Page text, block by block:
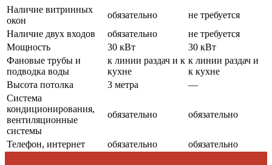
Наличие витринных
окон
обязательно
не требуется
Наличие двух входов
обязательно
не требуется
Мощность
30 кВт
30 кВт
Фановые трубы и
подводка воды
к линии раздач и к
кухне
к линии раздач и
к кухне
Высота потолка
3 метра
—
Система
кондиционирования,
вентиляционные
системы
обязательно обязательно
Телефон, интернет обязательно обязательно